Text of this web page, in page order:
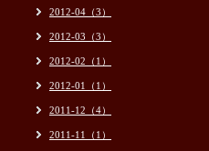
2012-04（3）
2012-03（3）
2012-02（1）
2012-01（1）
2011-12（4）
2011-11（1）